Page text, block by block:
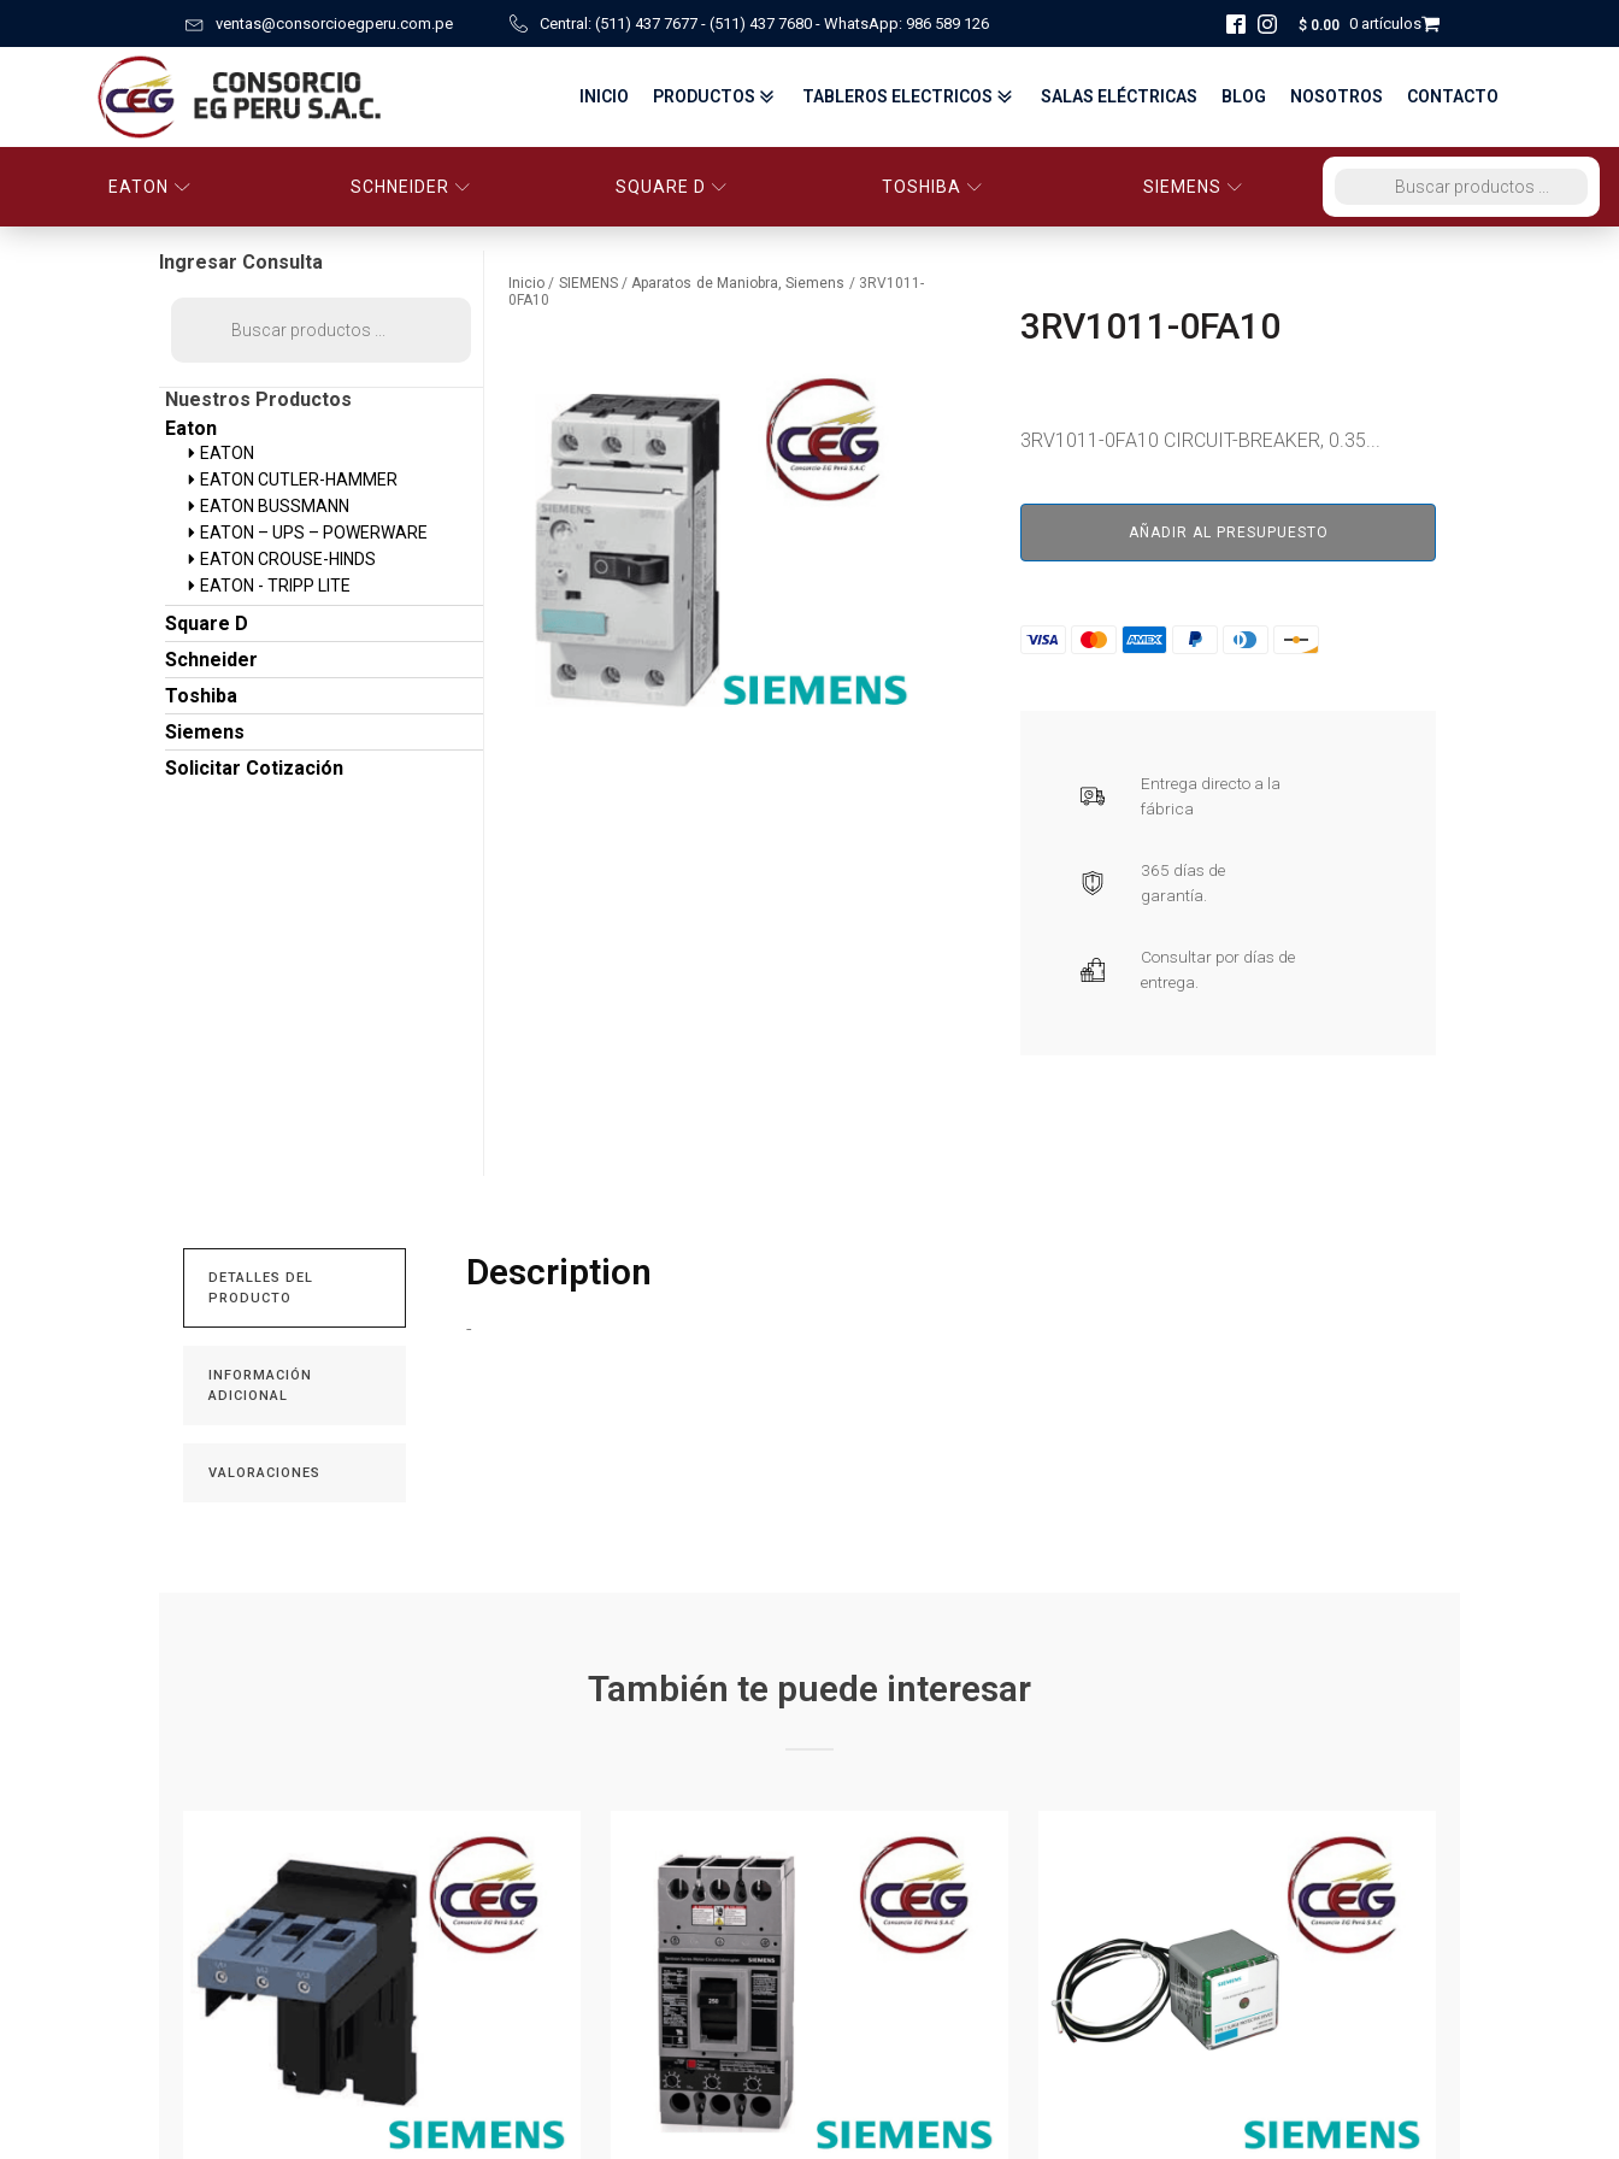
ventas@consorcioegperu.com.pe Central: (511) 437 7677 - (511) 437 7680 - WhatsApp: 986 589 126 $0.00 0 artículos
INICIO PRODUCTOS
INTERRUPTORES TERMOMAGNÉTICOS
MANDO, SEÑALIZACIÓN Y CONTROL
TRANSFORMADORES
UPS
TABLEROS ELECTRICOS
PANELBOARD, TABLEROS ELÉCTRICOS DISTRIBUCIÓN Y FUERZA
SALAS ELÉCTRICAS BLOG NOSOTROS CONTACTO
EATON SCHNEIDER SQUARE D TOSHIBA SIEMENS BÚSQUEDA DE PRODUCTOS
Ingresar Consulta
Nuestros Productos
Eaton
EATON
EATON CUTLER-HAMMER
EATON BUSSMANN
EATON – UPS – POWERWARE
EATON CROUSE-HINDS
EATON - TRIPP LITE
Square D
Schneider
Toshiba
Siemens
Solicitar Cotización
Inicio / SIEMENS/Aparatos de Maniobra, Siemens / 3RV1011-
0FA10
3RV1011-0FA10
3RV1011-0FA10 CIRCUIT-BREAKER, 0.35...
AÑADIR AL PRESUPUESTO
Entrega directo a la
fábrica
365 días de
garantía.
Consultar por días de
entrega.
DETALLES DEL
PRODUCTO
INFORMACIÓN
ADICIONAL
VALORACIONES
Description
-
También te puede interesar